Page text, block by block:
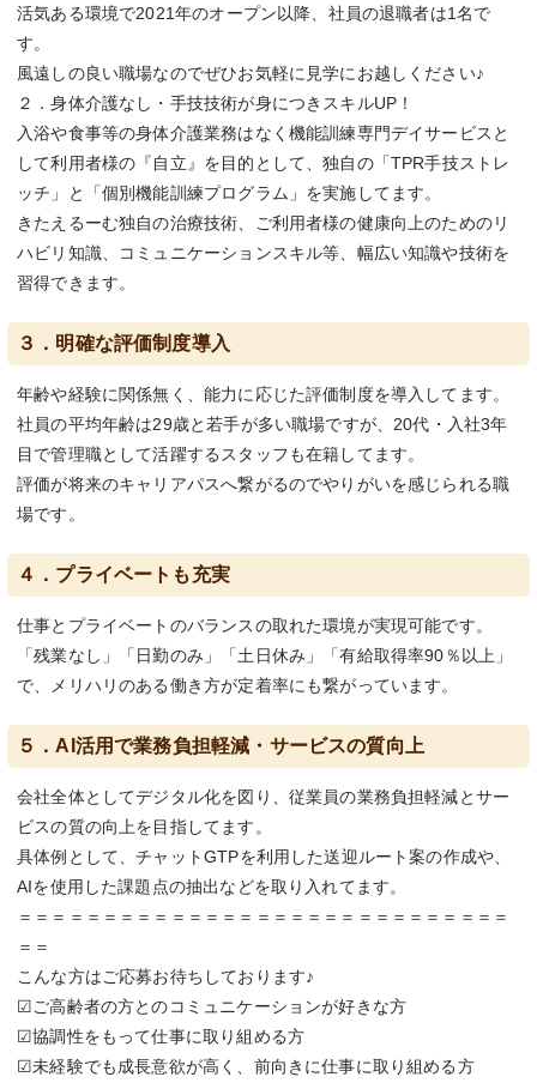
活気ある環境で2021年のオープン以降、社員の退職者は1名で
す。
風遠しの良い職場なのでぜひお気軽に見学にお越しください♪
２．身体介護なし・手技技術が身につきスキルUP！
入浴や食事等の身体介護業務はなく機能訓練専門デイサービスと
して利用者様の『自立』を目的として、独自の「TPR手技ストレ
ッチ」と「個別機能訓練プログラム」を実施してます。
きたえるーむ独自の治療技術、ご利用者様の健康向上のためのリ
ハビリ知識、コミュニケーションスキル等、幅広い知識や技術を
習得できます。
３．明確な評価制度導入
年齢や経験に関係無く、能力に応じた評価制度を導入してます。
社員の平均年齢は29歳と若手が多い職場ですが、20代・入社3年
目で管理職として活躍するスタッフも在籍してます。
評価が将来のキャリアパスへ繋がるのでやりがいを感じられる職
場です。
４．プライベートも充実
仕事とプライベートのバランスの取れた環境が実現可能です。
「残業なし」「日勤のみ」「土日休み」「有給取得率90％以上」
で、メリハリのある働き方が定着率にも繋がっています。
５．AI活用で業務負担軽減・サービスの質向上
会社全体としてデジタル化を図り、従業員の業務負担軽減とサー
ビスの質の向上を目指してます。
具体例として、チャットGTPを利用した送迎ルート案の作成や、
AIを使用した課題点の抽出などを取り入れてます。
＝＝＝＝＝＝＝＝＝＝＝＝＝＝＝＝＝＝＝＝＝＝＝＝＝＝＝＝＝
＝＝
こんな方はご応募お待ちしております♪
☑ご高齢者の方とのコミュニケーションが好きな方
☑協調性をもって仕事に取り組める方
☑未経験でも成長意欲が高く、前向きに仕事に取り組める方